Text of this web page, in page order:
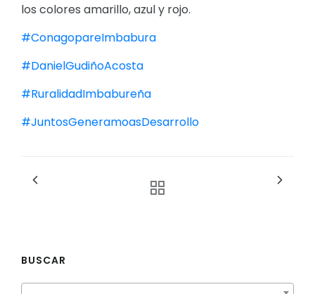
los colores amarillo, azul y rojo.
#ConagopareImbabura
#DanielGudiñoAcosta
#RuralidadImbabureña
#JuntosGeneramoasDesarrollo
BUSCAR